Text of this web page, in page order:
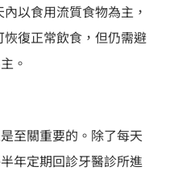
以食用流質食物為主，
復正常飲食，但仍需避
。
至關重要的。除了每天
年定期回診牙醫診所進